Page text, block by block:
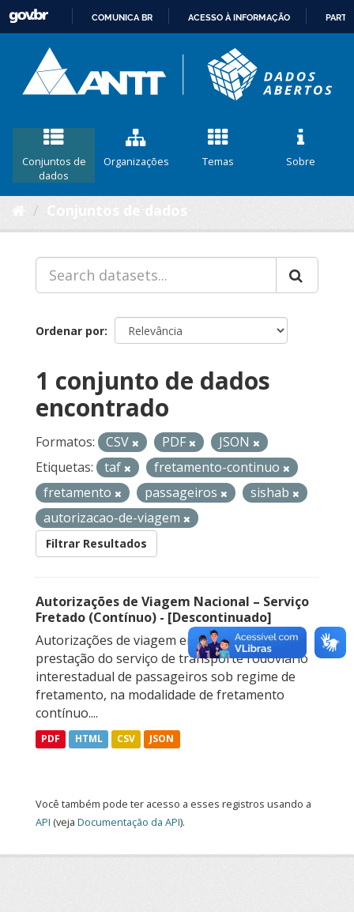
CONTEÚDO
COMUNICA BR ACESSO À INFORMAÇÃO
Conjuntos de
dados
Organizações Temas Sobre
Ordenar por
1 conjunto de dados
encontrado
Formatos: CSV PDF
JSON
Etiquetas:
taf
fretamento-continuo
fretamento
passageiros
sishab
autorizacao-de-viagem
Filtrar Resultados
Autorizações de Viagem Nacional – Serviço
Fretado (Contínuo) - [Descontinuado]
Autorizações de viagem emitidas para a
prestação do serviço de transporte rodoviário
interestadual de passageiros sob regime de
fretamento, na modalidade de fretamento
contínuo....
PDF HTML CSV JSON
Você também pode ter acesso a esses registros usando a
API (veja Documentação da API).